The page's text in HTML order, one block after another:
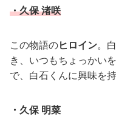
・久保 渚咲
この物語のヒロイン。
き、いつもちょっかい
で、白石くんに興味を持
・久保 明菜